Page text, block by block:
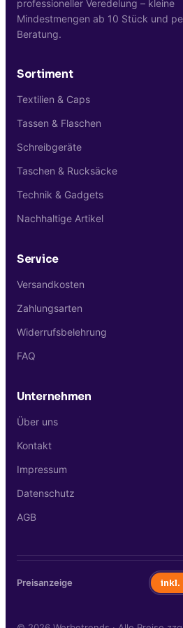
professioneller Veredelung – kleine
Mindestmengen ab 10 Stück und
Beratung.
Sortiment
Textilien & Caps
Tassen & Flaschen
Schreibgeräte
Taschen & Rucksäcke
Technik & Gadgets
Nachhaltige Artikel
Service
Versandkosten
Zahlungsarten
Widerrufsbelehrung
FAQ
Unternehmen
Über uns
Kontakt
Impressum
Datenschutz
AGB
Preisanzeige inkl.